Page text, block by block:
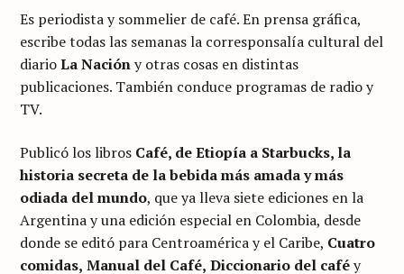
Es periodista y sommelier de café. En prensa gráfica,
escribe todas las semanas la corresponsalía cultural del
diarioLa Nacióny otras cosas en distintas
publicaciones. También conduce programas de radio y
TV.
Publicó los libros Café, de Etiopía a Starbucks, la
historia secreta de la bebida más amada y más
odiada del mundo, que ya lleva siete ediciones en la
Argentina y una edición especial en Colombia, desde
donde se editó para Centroamérica y el Caribe, Cuatro
comidas, Manual del Café, Diccionario del caféy